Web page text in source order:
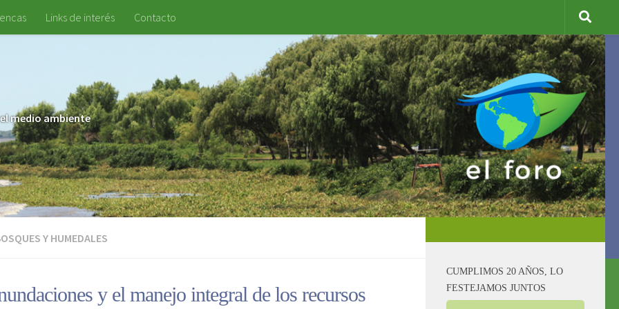
Links de interés Contacto
medio ambiente
Y HUMEDALES
y el manejo integral de los recursos
CUMPLIMOS 20 AÑOS, LO
FESTEJAMOS JUNTOS